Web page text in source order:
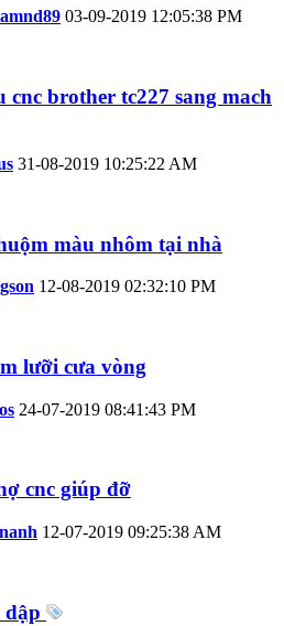
03-09-2019 12:05:38 PM
cnc brother tc227 sang mach
31-08-2019 10:25:22 AM
màu nhôm tại nhà
12-08-2019 02:32:10 PM
lưỡi cưa vòng
24-07-2019 08:41:43 PM
cnc giúp đỡ
12-07-2019 09:25:38 AM
dập